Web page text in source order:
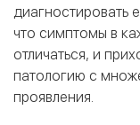
диагностировать
что симптомы в
отличаться, и
патологию с
проявления.